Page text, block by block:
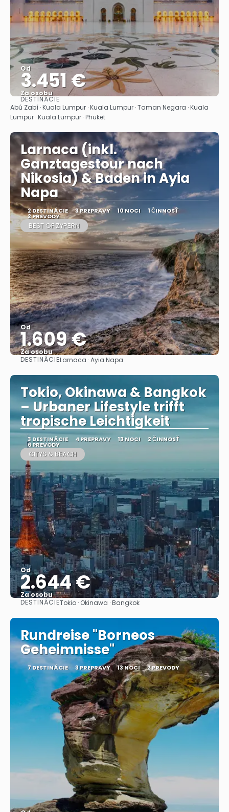
Od
3.451 €
Za osobu
Pozrieť sa
DESTINÁCIE
Abú Zabí · Kuala Lumpur · Kuala Lumpur · Taman Negara · Kuala
Lumpur · Kuala Lumpur · Phuket
Larnaca (inkl.
Ganztagestour nach
Nikosia) & Baden in Ayia
Napa
2 DESTINÁCIE 3 PREPRAVY 10 NOCI 1 ČINNOSŤ
2 PREVODY
BEST OF ZYPERN
Od
1.609 €
Za osobu
Pozrieť sa
DESTINÁCIELarnaca · Ayia Napa
Tokio, Okinawa & Bangkok
– Urbaner Lifestyle trifft
tropische Leichtigkeit
3 DESTINÁCIE 4 PREPRAVY 13 NOCI 2 ČINNOSŤ
6 PREVODY
CITYS & BEACH
Od
2.644 €
Za osobu
Pozrieť sa
DESTINÁCIETokio · Okinawa · Bangkok
Rundreise "Borneos
Geheimnisse"
7 DESTINÁCIE 3 PREPRAVY 13 NOCI 2 PREVODY